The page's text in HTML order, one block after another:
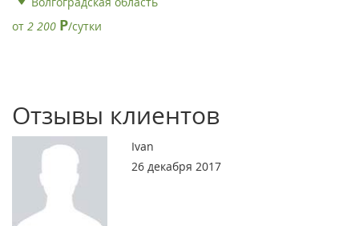
от 2 200 Р/сутки
Отзывы клиентов
Ivan
26 декабря 2017